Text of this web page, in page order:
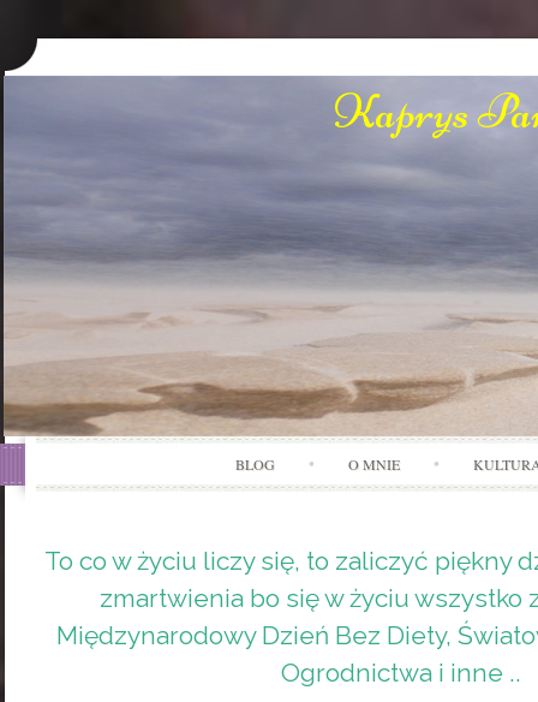
Kaprys
BLOG O MNIE
To co w życiu liczy się, to zaliczyć piękny
zmartwienia bo się w życiu wszystko
Międzynarodowy Dzień Bez Diety,
Ogrodnictwa i inne ..